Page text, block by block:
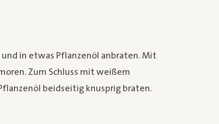
in etwas Pflanzenöl anbraten. Mit
Zum Schluss mit weißem
beidseitig knusprig braten.